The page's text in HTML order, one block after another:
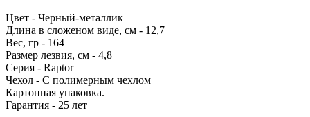
Цвет - Черный-металлик
Длина в сложеном виде, см - 12,7
Вес, гр - 164
Размер лезвия, см - 4,8
Серия - Raptor
Чехол - С полимерным чехлом
Картонная упаковка.
Гарантия - 25 лет